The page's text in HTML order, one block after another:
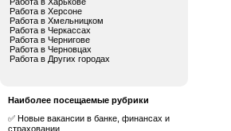
Работа в Херсоне
Работа в Хмельницком
Работа в Черкассах
Работа в Чернигове
Работа в Черновцах
Работа в Других городах
Наиболее посещаемые рубрики
✅ Новые вакансии в банке, финансах и
страховании